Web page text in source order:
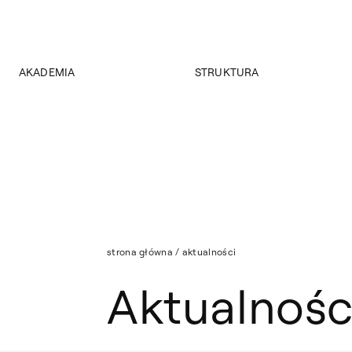
AKADEMIA STRUKTURA
strona główna / aktualności